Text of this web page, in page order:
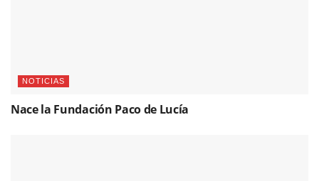
NOTICIAS
Nace la Fundación Paco de Lucía